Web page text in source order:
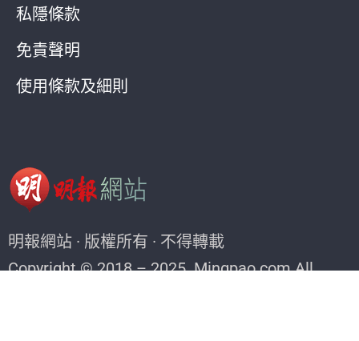
私隱條款
免責聲明
使用條款及細則
明報網站 · 版權所有 · 不得轉載
Copyright © 2018 – 2025. Mingpao.com All